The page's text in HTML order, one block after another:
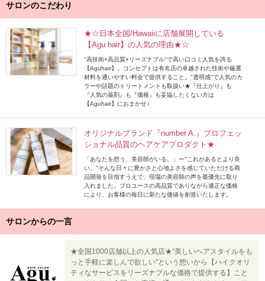
サロンのこだわり
★☆日本全国/Hawaiiに店舗展開している
【Agu hair】の人気の理由★☆
"高技術×高品質×リーズナブル"で高い口コミ人気を誇る
【Aguhair】。コンセプトは有名店の卓越された技術や厳選
材料を通いやすい料金で提供すること。"透明感"で人気のカ
ラーや話題のトリートメントも取扱い★『仕上がり』も
『人気の薬剤』も『価格』も妥協したくない方は
【Aguhair】におまかせ♪
オリジナルブランド『number A.』プロフェッ
ショナル品質のヘアケアプロダクト★
「あなたを想う、美容師がいる。」ー"これがあるとより良
い。"そんな日々に豊かさと心地よさを感じていただける商
品開発を目指すうえで、現場の美容師の声を最優先に取り
入れました。プロユースの高品質でありながら適正な価格
により、お客様の毎日に新たな価値を創造いたします。
サロンからの一言
★全国1000店舗以上の人気店★"美しいヘアスタイルをも
っと手軽に楽しんで欲しい"という想いから【ハイクオリ
ティなサービスをリーズナブルな価格で提供する】こと